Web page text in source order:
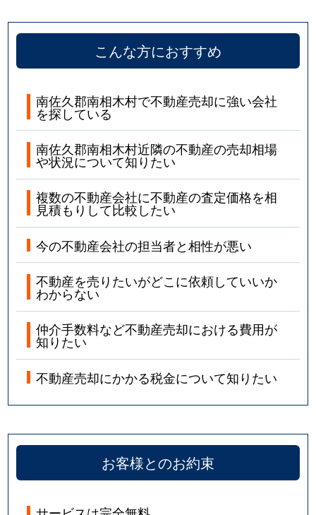
こんな方におすすめ
南佐久郡南相木村で不動産売却に強い会社
を探している
南佐久郡南相木村近隣の不動産の売却相場
や状況について知りたい
複数の不動産会社に不動産の査定価格を相
見積もりして比較したい
今の不動産会社の担当者と相性が悪い
不動産を売りたいがどこに依頼していいか
わからない
仲介手数料など不動産売却における費用が
知りたい
不動産売却にかかる税金について知りたい
お客様とのお約束